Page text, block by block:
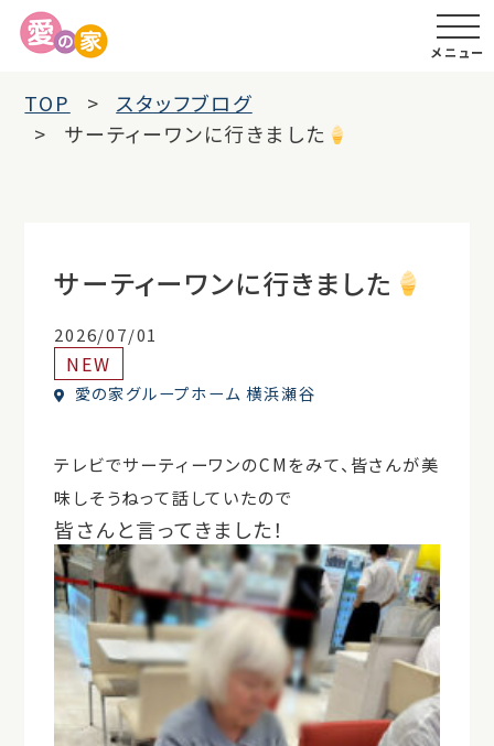
メニュー
TOP
スタッフブログ
サーティーワンに行きました
サーティーワンに行きました
2026/07/01
NEW
愛の家グループホーム 横浜瀬谷
テレビでサーティーワンのCMをみて、皆さんが美
味しそうねって話していたので
皆さんと言ってきました！